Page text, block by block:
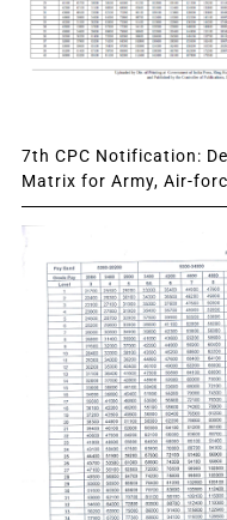
7th CPC Notification:
Matrix for Army, Air-